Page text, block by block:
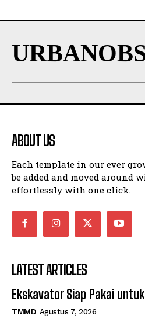
ABOUT US
Each template in our ever
be added and moved around
effortlessly with one click.
LATEST ARTICLES
Ekskavator Siap Pakai
TMMD Agustus 7, 2026